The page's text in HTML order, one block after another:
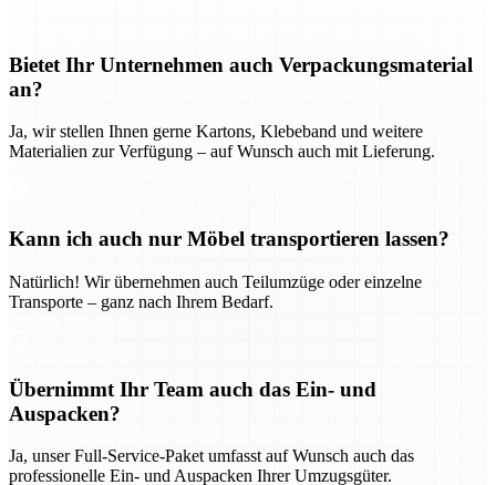
Bietet Ihr Unternehmen auch Verpackungsmaterial
an?
Ja, wir stellen Ihnen gerne Kartons, Klebeband und weitere
Materialien zur Verfügung – auf Wunsch auch mit Lieferung.
Kann ich auch nur Möbel transportieren lassen?
Natürlich! Wir übernehmen auch Teilumzüge oder einzelne
Transporte – ganz nach Ihrem Bedarf.
Übernimmt Ihr Team auch das Ein- und
Auspacken?
Ja, unser Full-Service-Paket umfasst auf Wunsch auch das
professionelle Ein- und Auspacken Ihrer Umzugsgüter.